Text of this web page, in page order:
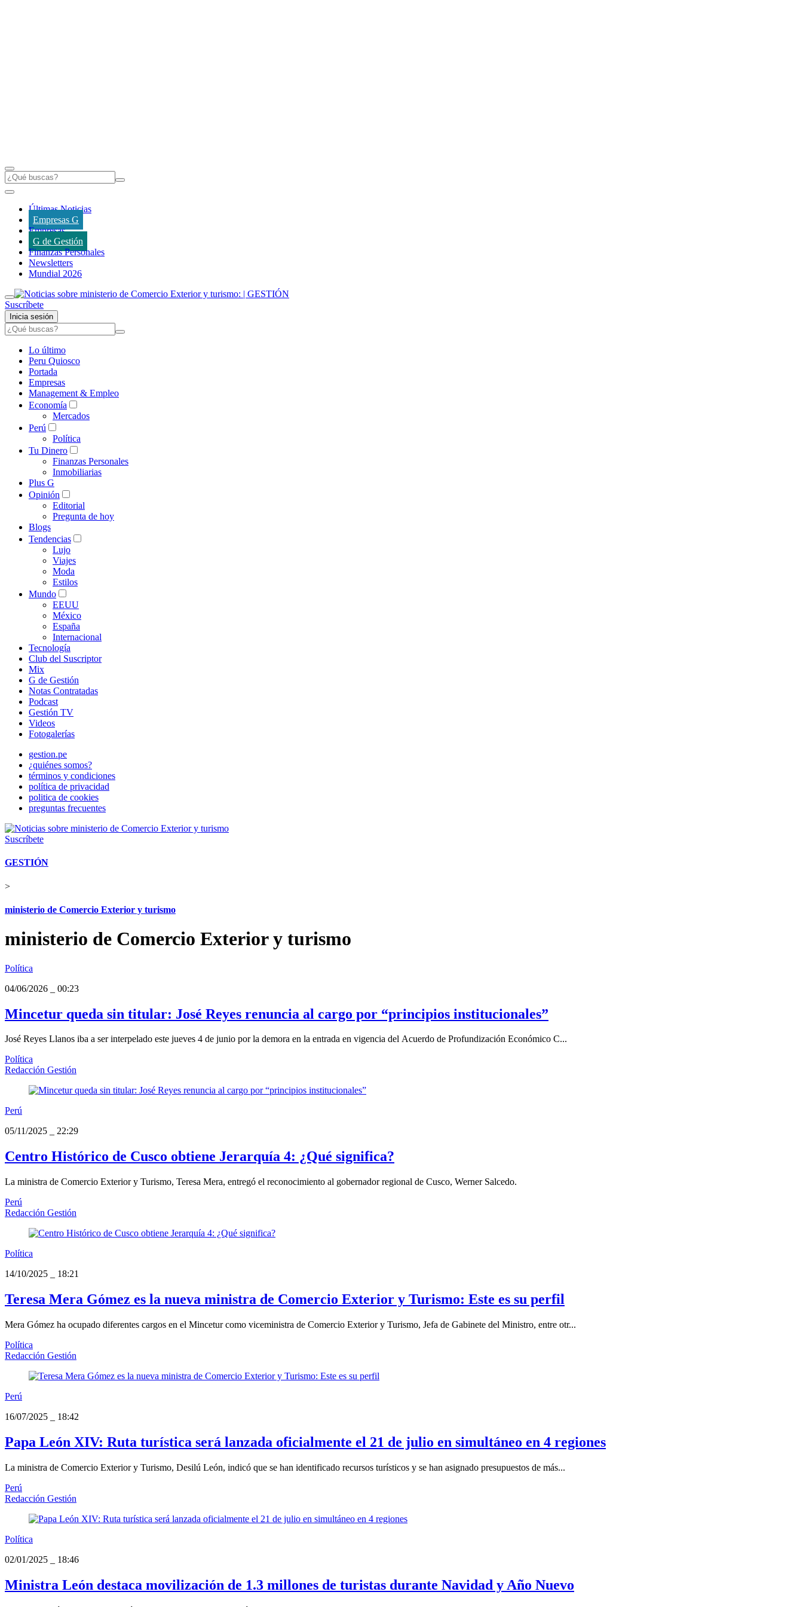
Últimas Noticias
Empresas G
Empresas
G de Gestión
Finanzas Personales
Newsletters
Mundial 2026
Suscríbete
Inicia sesión
Lo último
Peru Quiosco
Portada
Empresas
Management & Empleo
Economía
Mercados
Perú
Política
Tu Dinero
Finanzas Personales
Inmobiliarias
Plus G
Opinión
Editorial
Pregunta de hoy
Blogs
Tendencias
Lujo
Viajes
Moda
Estilos
Mundo
EEUU
México
España
Internacional
Tecnología
Club del Suscriptor
Mix
G de Gestión
Notas Contratadas
Podcast
Gestión TV
Videos
Fotogalerías
gestion.pe
¿quiénes somos?
términos y condiciones
política de privacidad
politica de cookies
preguntas frecuentes
Suscríbete
GESTIÓN
>
ministerio de Comercio Exterior y turismo
ministerio de Comercio Exterior y turismo
Política
04/06/2026
00:23
Mincetur queda sin titular: José Reyes renuncia al cargo por “principios institucionales”
José Reyes Llanos iba a ser interpelado este jueves 4 de junio por la demora en la entrada en vigencia del Acuerdo de Profundización Económico C...
Política
Redacción Gestión
Perú
05/11/2025
22:29
Centro Histórico de Cusco obtiene Jerarquía 4: ¿Qué significa?
La ministra de Comercio Exterior y Turismo, Teresa Mera, entregó el reconocimiento al gobernador regional de Cusco, Werner Salcedo.
Perú
Redacción Gestión
Política
14/10/2025
18:21
Teresa Mera Gómez es la nueva ministra de Comercio Exterior y Turismo: Este es su perfil
Mera Gómez ha ocupado diferentes cargos en el Mincetur como viceministra de Comercio Exterior y Turismo, Jefa de Gabinete del Ministro, entre otr...
Política
Redacción Gestión
Perú
16/07/2025
18:42
Papa León XIV: Ruta turística será lanzada oficialmente el 21 de julio en simultáneo en 4 regiones
La ministra de Comercio Exterior y Turismo, Desilú León, indicó que se han identificado recursos turísticos y se han asignado presupuestos de más...
Perú
Redacción Gestión
Política
02/01/2025
18:46
Ministra León destaca movilización de 1.3 millones de turistas durante Navidad y Año Nuevo